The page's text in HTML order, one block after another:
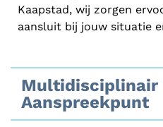
Kaapstad, wij zorgen
aansluit bij jouw situatie
Multidisciplinair
Aanspreekpunt